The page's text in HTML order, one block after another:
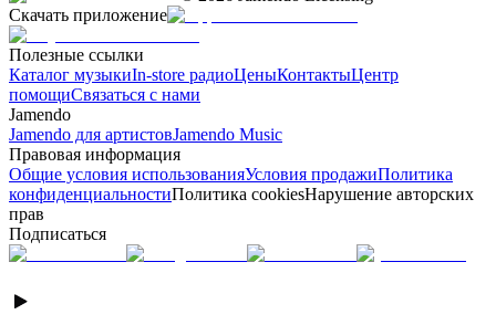
Скачать приложение
Полезные ссылки
Каталог музыкиIn-store радиоЦеныКонтактыЦентр
помощиСвязаться с нами
Jamendo
Jamendo для артистовJamendo Music
Правовая информация
Общие условия использованияУсловия продажиПолитика
конфиденциальностиПолитика cookiesНарушение авторских
прав
Подписаться